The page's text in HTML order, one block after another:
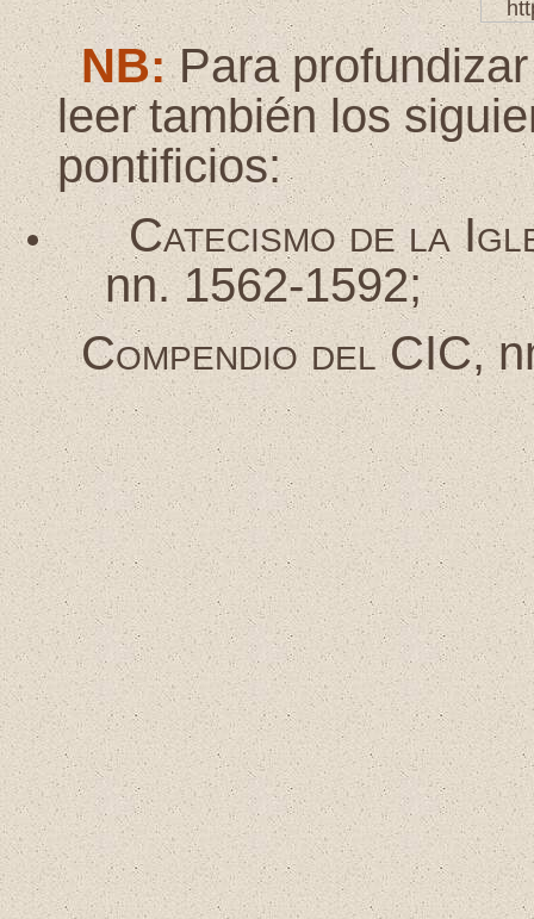
NB:Para
leer también los
pontificios:
Catecismo de la
nn. 1562-1592;
Compendio del CIC,